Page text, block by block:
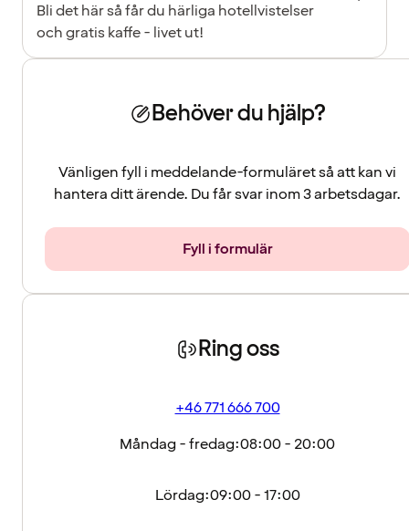
Bli det här så får du härliga hotellvistelser
och gratis kaffe - livet ut!
Behöver du hjälp?
Vänligen fyll i meddelande-formuläret så att kan vi
hantera ditt ärende. Du får svar inom 3 arbetsdagar.
Fyll i formulär
Ring oss
+46 771 666 700
Måndag - fredag:08:00 - 20:00
Lördag:09:00 - 17:00